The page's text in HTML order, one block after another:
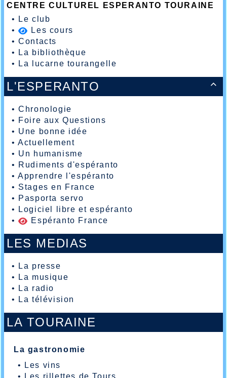
CENTRE CULTUREL ESPERANTO TOURAINE
•
Le club
•
Les cours
•Contacts
•
La bibliothèque
•
La lucarne tourangelle

L'ESPERANTO
•Chronologie
• Foire aux Questions
• Une bonne idée
•Actuellement
• Un humanisme
• Rudiments d'espéranto
•Apprendre l'espéranto
• Stages en France
• Pasporta servo
•
Logiciel libre et espéranto
•
Espéranto France
LES MEDIAS
•
La presse
•
La musique
•
La radio
•
La télévision
LA TOURAINE
La gastronomie
•
Les vins
•
Les rillettes de Tours